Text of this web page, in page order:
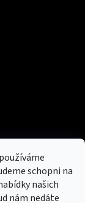
schopni na
našich
nám nedáte